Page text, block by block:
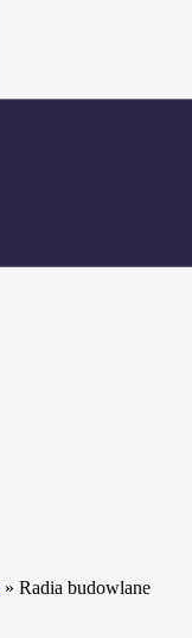
» Radia budowlane